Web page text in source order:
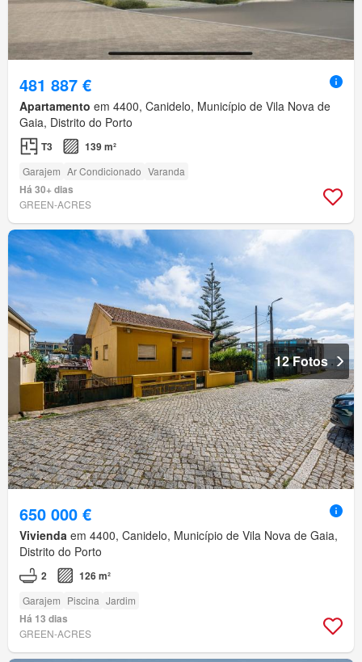
481 887 €
Apartamento em 4400, Canidelo, Município de Vila Nova de
Gaia, Distrito do Porto
T3 139 m²
Garajem Ar Condicionado Varanda
Há 30+ dias
GREEN-ACRES
12 Fotos
650 000 €
Vivienda em 4400, Canidelo, Município de Vila Nova de Gaia,
Distrito do Porto
2 126 m²
Garajem Piscina Jardim
Há 13 dias
GREEN-ACRES